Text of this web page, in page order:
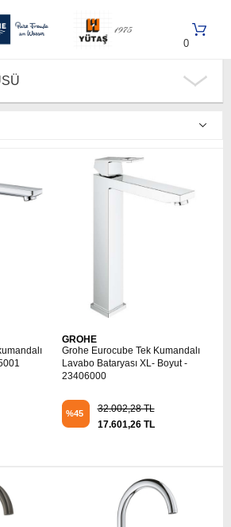
0
GROHE
Grohe Eurocube Tek Kumandalı
Lavabo Bataryası XL- Boyut -
23406000
%45
32.002,28 TL
17.601,26 TL